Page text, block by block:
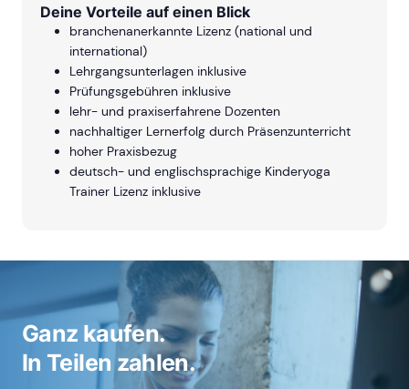
Deine Vorteile auf einen Blick
branchenanerkannte Lizenz (national und
international)
Lehrgangsunterlagen inklusive
Prüfungsgebühren inklusive
lehr- und praxiserfahrene Dozenten
nachhaltiger Lernerfolg durch Präsenzunterricht
hoher Praxisbezug
deutsch- und englischsprachige Kinderyoga
Trainer Lizenz inklusive
Ganz kaufen.
In Teilen zahlen.